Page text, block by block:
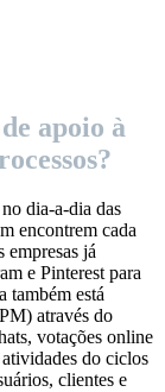
apoio à
dia-a-dia das
encontrem cada
empresas já
e Pinterest para
também está
através do
votações online
do ciclos
clientes e